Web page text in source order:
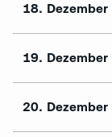
18. Dezember
19. Dezember
20. Dezember